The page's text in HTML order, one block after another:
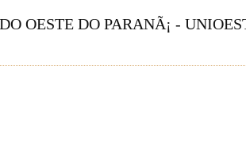
OESTE DO PARANÃ¡ -